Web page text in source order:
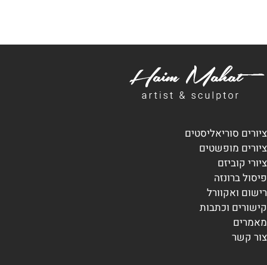
ציורים סוריאליסטים
ציורים מופשטים
ציורי קוביזם
פיסול ברונזה
רישום ואקוורל
קישורים וכתבות
מאמרים
צור קשר